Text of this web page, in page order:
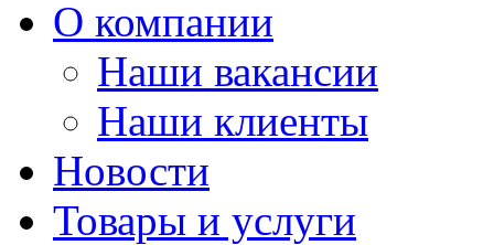
О компании
Наши вакансии
Наши клиенты
Новости
Товары и услуги